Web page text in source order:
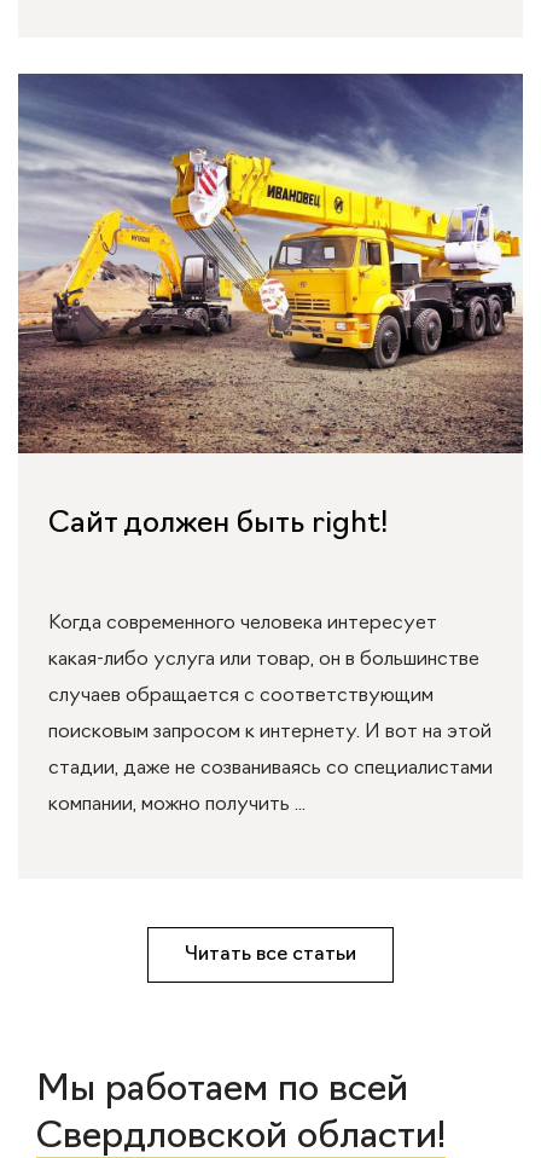
Сайт должен быть right!
Когда современного человека интересует
какая-либо услуга или товар, он в большинстве
случаев обращается с соответствующим
поисковым запросом к интернету. И вот на этой
стадии, даже не созваниваясь со специалистами
компании, можно получить ...
Читать все статьи
Мы работаем по всей
Свердловской области!